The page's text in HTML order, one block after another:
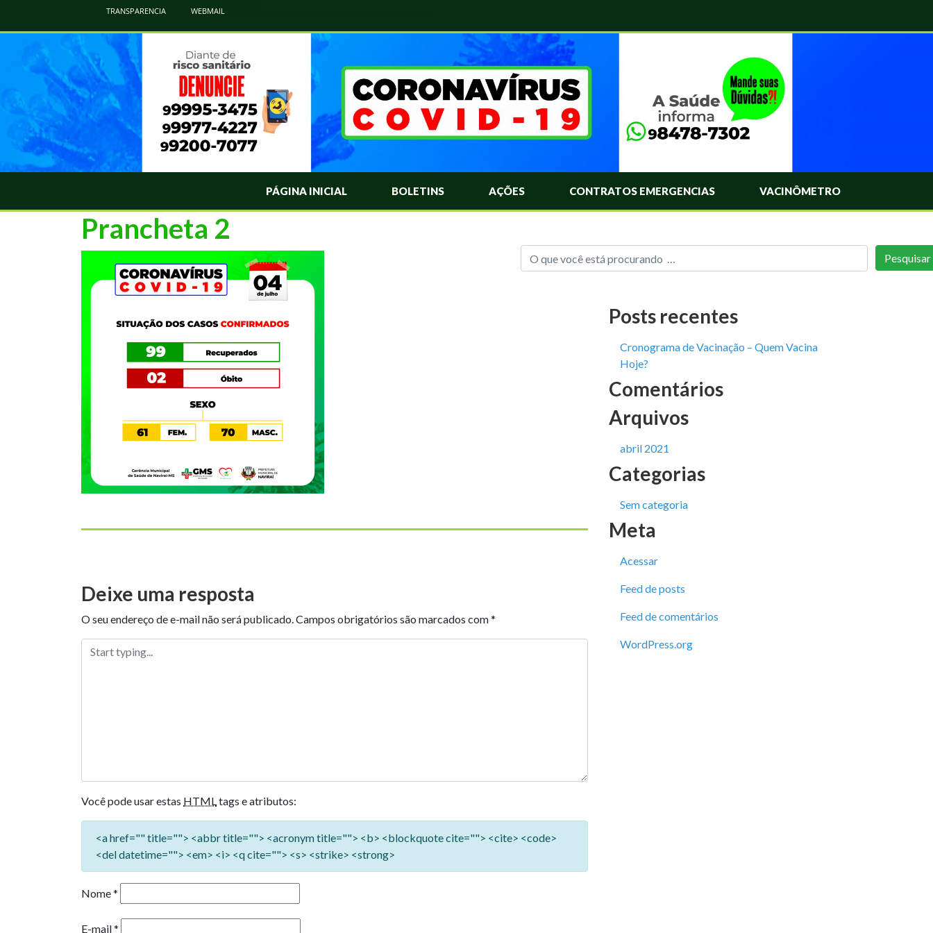
TRANSPARENCIA WEBMAIL
PÁGINA INICIAL BOLETINS AÇÕES CONTRATOS EMERGENCIAS VACINÔMETRO
Prancheta 2
Deixe uma resposta
O seu endereço de e-mail não será publicado.Campos obrigatórios são marcados com*
Você pode usar estas HTMLtags e atributos:
<a href="" title=""> <abbr title=""> <acronym title=""> <b> <blockquote cite=""> <cite> <code>
<del datetime=""> <em> <i> <q cite=""> <s> <strike> <strong>
Nome*
E-mail*
Posts recentes
Cronograma de Vacinação – Quem Vacina
Hoje?
Comentários
Arquivos
abril 2021
Categorias
Sem categoria
Meta
Acessar
Feed de posts
Feed de comentários
WordPress.org